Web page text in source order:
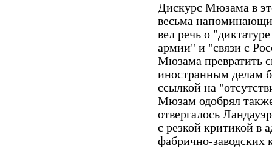
Дискурс Мюзама в
весьма
вел речь о
армии" и "связи с
Мюзама превратить
иностранным делам
ссылкой на
Мюзам одобрял
отвергалось
с резкой критикой в
фабрично-заводских